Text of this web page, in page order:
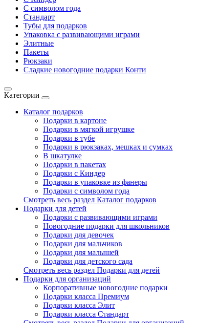
С символом года
Стандарт
Тубы для подарков
Упаковка с развивающими играми
Элитные
Пакеты
Рюкзаки
Сладкие новогодние подарки Конти
Категории
Каталог подарков
Подарки в картоне
Подарки в мягкой игрушке
Подарки в тубе
Подарки в рюкзаках, мешках и сумках
В шкатулке
Подарки в пакетах
Подарки с Киндер
Подарки в упаковке из фанеры
Подарки с символом года
Смотреть весь раздел Каталог подарков
Подарки для детей
Подарки с развивающими играми
Новогодние подарки для школьников
Подарки для девочек
Подарки для мальчиков
Подарки для малышей
Подарки для детского сада
Смотреть весь раздел Подарки для детей
Подарки для организаций
Корпоративные новогодние подарки
Подарки класса Премиум
Подарки класса Элит
Подарки класса Стандарт